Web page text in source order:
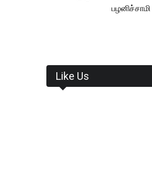
பழனிச்சாமி
Like Us